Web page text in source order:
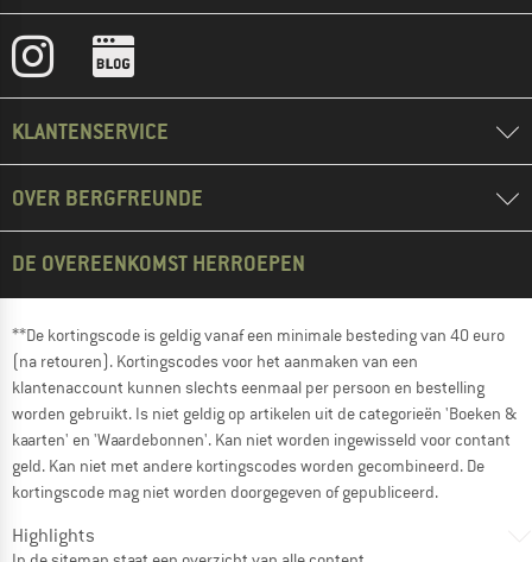
KLANTENSERVICE
OVER BERGFREUNDE
DE OVEREENKOMST HERROEPEN
**De kortingscode is geldig vanaf een minimale besteding van 40 euro
(na retouren). Kortingscodes voor het aanmaken van een
klantenaccount kunnen slechts eenmaal per persoon en bestelling
worden gebruikt. Is niet geldig op artikelen uit de categorieën 'Boeken &
kaarten' en 'Waardebonnen'. Kan niet worden ingewisseld voor contant
geld. Kan niet met andere kortingscodes worden gecombineerd. De
kortingscode mag niet worden doorgegeven of gepubliceerd.
Highlights